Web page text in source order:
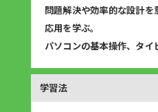
問題解決や効率的な設計
応用を学ぶ。
パソコンの基本操作、タイ